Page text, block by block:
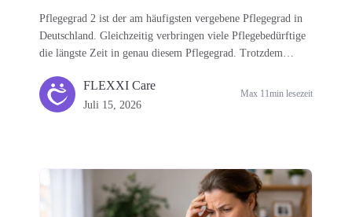
Pflegegrad 2 ist der am häufigsten vergebene Pflegegrad in
Deutschland. Gleichzeitig verbringen viele Pflegebedürftige
die längste Zeit in genau diesem Pflegegrad. Trotzdem
Leistungen ihnen tatsächlich zustehen und wie sich diese
optimal miteinander kombinieren lassen. In diesem Beitrag
YouTube-Video mit Dr. Rudolf King. Dort erklärt er Schritt
für Schritt alle Ansprüche und Voraussetzungen und gibt
wertvolle Praxistipps, wie Sie Ihre Leistungen optimal
FLEXXI Care
Juli 15, 2026
Max 11min lesezeit